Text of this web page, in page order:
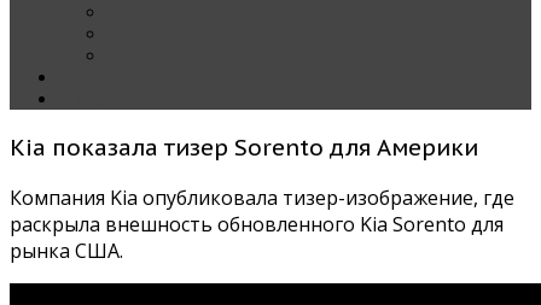
Kia показала тизер Sorento для Америки
Компания Kia опубликовала тизер-изображение, где
раскрыла внешность обновленного Kia Sorento для
рынка США.